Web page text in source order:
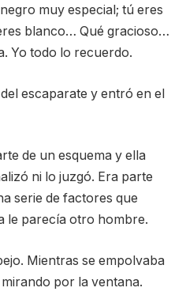
muy especial; tú eres
blanco… Qué gracioso…
Yo todo lo recuerdo.
escaparate y entró en el
de un esquema y ella
ni lo juzgó. Era parte
serie de factores que
le parecía otro hombre.
Mientras se empolvaba
por la ventana.